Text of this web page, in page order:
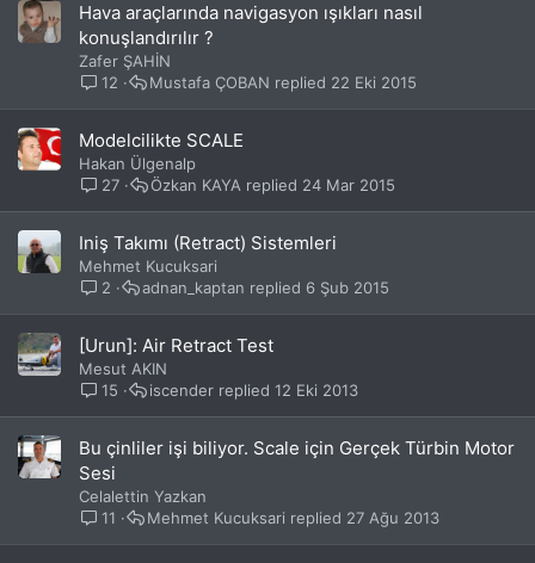
Hava araçlarında navigasyon ışıkları nasıl
konuşlandırılır ?
Zafer ŞAHİN
12
22 Eki 2015
Mustafa ÇOBAN
Modelcilikte SCALE
Hakan Ülgenalp
27
24 Mar 2015
Özkan KAYA
Iniş Takımı (Retract) Sistemleri
Mehmet Kucuksari
2
6 Şub 2015
adnan_kaptan
[Urun]: Air Retract Test
Mesut AKIN
15
12 Eki 2013
iscender
Bu çinliler işi biliyor. Scale için Gerçek Türbin Motor
Sesi
Celalettin Yazkan
11
27 Ağu 2013
Mehmet Kucuksari